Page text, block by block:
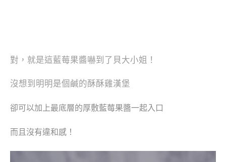
對，就是這藍莓果醬嚇到了貝大小姐！
沒想到明明是個鹹的酥酥雞漢堡
卻可以加上最底層的厚敷藍莓果醬一起入口
而且沒有違和感！